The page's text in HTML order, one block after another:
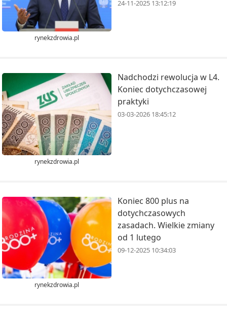
rynekzdrowia.pl
24-11-2025 13:12:19
rynekzdrowia.pl
Nadchodzi rewolucja w L4.
Koniec dotychczasowej
praktyki
03-03-2026 18:45:12
rynekzdrowia.pl
Koniec 800 plus na
dotychczasowych
zasadach. Wielkie zmiany
od 1 lutego
09-12-2025 10:34:03